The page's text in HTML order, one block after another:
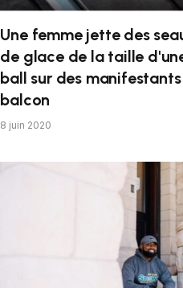
Une femme jette des
de glace de la taille
ball sur des
balcon
8 juin 2020